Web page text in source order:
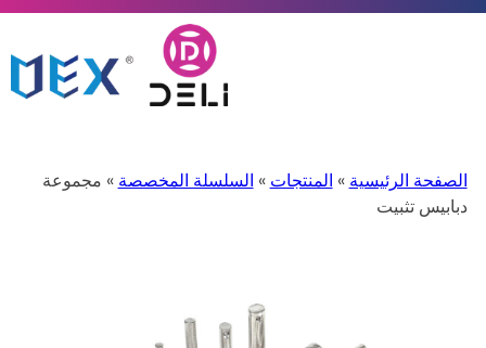
الصفحة الرئيسية » المنتجات » السلسلة المخصصة » مجموعة
دبابيس تثبيت